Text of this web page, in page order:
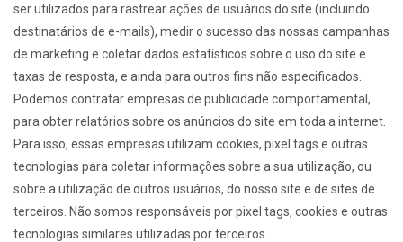
ser utilizados para rastrear ações de usuários do site (incluindo
destinatários de e-mails), medir o sucesso das nossas campanhas
de marketing e coletar dados estatísticos sobre o uso do site e
taxas de resposta, e ainda para outros fins não especificados.
Podemos contratar empresas de publicidade comportamental,
para obter relatórios sobre os anúncios do site em toda a internet.
Para isso, essas empresas utilizam cookies, pixel tags e outras
tecnologias para coletar informações sobre a sua utilização, ou
sobre a utilização de outros usuários, do nosso site e de sites de
terceiros. Não somos responsáveis por pixel tags, cookies e outras
tecnologias similares utilizadas por terceiros.